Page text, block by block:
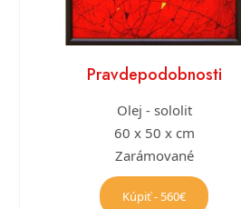
Pravdepodobnosti
Olej - sololit
60 x 50 x cm
Zarámované
Kúpiť - 560€